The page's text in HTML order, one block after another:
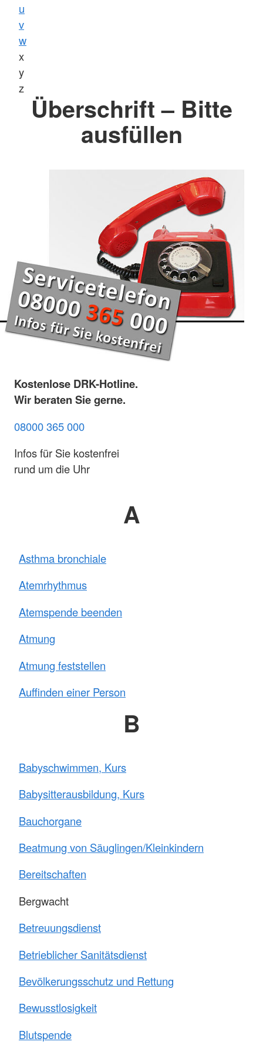
u
v
w
x
y
z
Überschrift – Bitte
ausfüllen
Kostenlose DRK-Hotline.
Wir beraten Sie gerne.
08000 365 000
Infos für Sie kostenfrei
rund um die Uhr
A
Asthma bronchiale
Atemrhythmus
Atemspende beenden
Atmung
Atmung feststellen
Auffinden einer Person
B
Babyschwimmen, Kurs
Babysitterausbildung, Kurs
Bauchorgane
Beatmung von Säuglingen/Kleinkindern
Bereitschaften
Bergwacht
Betreuungsdienst
Betrieblicher Sanitätsdienst
Bevölkerungsschutz und Rettung
Bewusstlosigkeit
Blutspende